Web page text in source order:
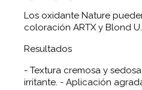
Los oxidante Nature
coloración ARTX y Blond U.
Resultados
- Textura cremosa y
irritante. - Aplicación